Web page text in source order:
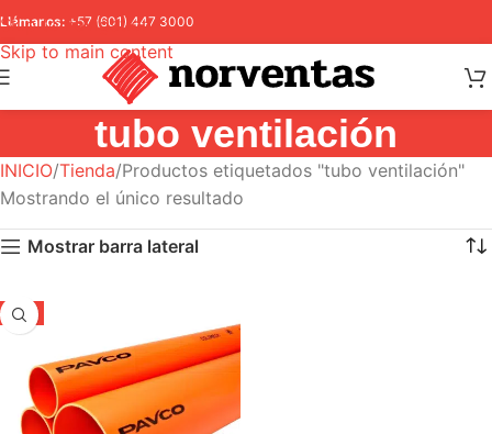
Skip to navigation
Skip to main content
Llámanos: +57 (601) 447 3000
tubo ventilación
INICIO Tienda Productos etiquetados "tubo ventilación"
Mostrando el único resultado
Mostrar barra lateral
-5%